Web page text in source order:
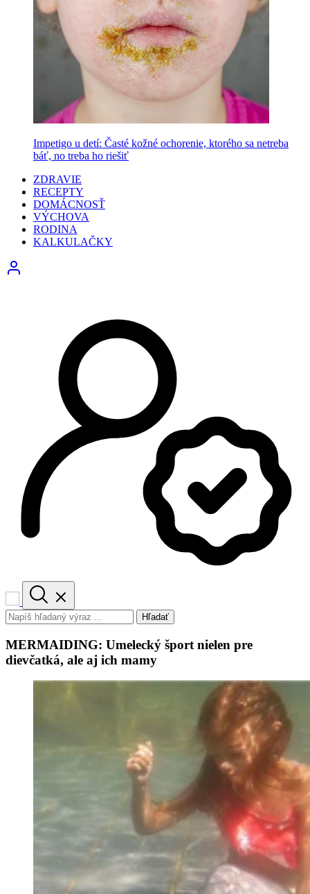
Impetigo u detí: Časté kožné ochorenie, ktorého sa netreba
báť, no treba ho riešiť
ZDRAVIE
RECEPTY
DOMÁCNOSŤ
VÝCHOVA
RODINA
KALKULAČKY
Hľadať
MERMAIDING: Umelecký šport nielen pre
dievčatká, ale aj ich mamy